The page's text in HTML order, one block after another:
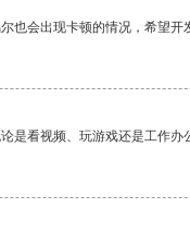
也会出现卡顿的情况，希望开
是看视频、玩游戏还是工作